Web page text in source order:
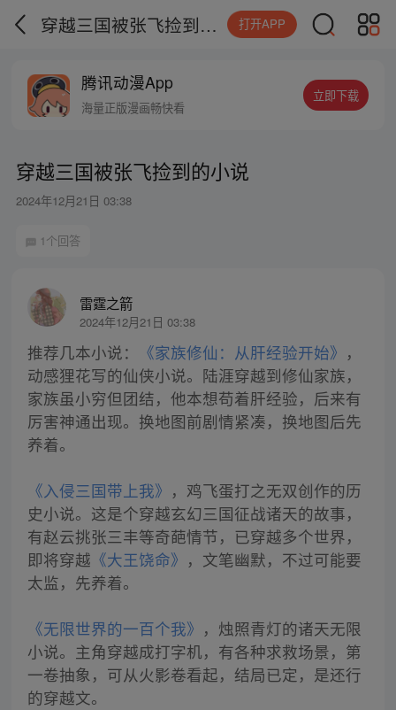
穿越三国被张飞捡到的小说 打开APP
腾讯动漫App
海量正版漫画畅快看
立即下载
穿越三国被张飞捡到的小说
2024年12月21日 03:38
1个回答
雷霆之箭
2024年12月21日 03:38
推荐几本小说： 《家族修仙：从肝经验开始》 ，
动感狸花写的仙侠小说。陆涯穿越到修仙家族，
家族虽小穷但团结，他本想苟着肝经验，后来有
厉害神通出现。换地图前剧情紧凑，换地图后先
养着。
《入侵三国带上我》 ，鸡飞蛋打之无双创作的历
史小说。这是个穿越玄幻三国征战诸天的故事，
有赵云挑张三丰等奇葩情节，已穿越多个世界，
即将穿越 《大王饶命》 ，文笔幽默，不过可能要
太监，先养着。
《无限世界的一百个我》 ，烛照青灯的诸天无限
小说。主角穿越成打字机，有各种求救场景，第
一卷抽象，可从火影卷看起，结局已定，是还行
的穿越文。